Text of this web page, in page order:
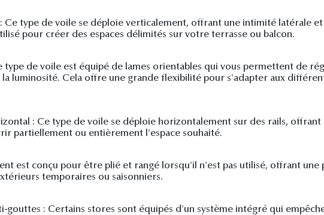
Ce type de voile se déploie verticalement, offrant une intimité latérale
pour créer des espaces délimités sur votre terrasse ou balcon.
type de voile est équipé de lames orientables qui vous permettent de
luminosité. Cela offre une grande flexibilité pour s'adapter aux
: Ce type de voile se déploie horizontalement sur des rails,
partiellement ou entièrement l'espace souhaité.
est conçu pour être plié et rangé lorsqu'il n'est pas utilisé, offrant
temporaires ou saisonniers.
gouttes : Certains stores sont équipés d'un système intégré qui